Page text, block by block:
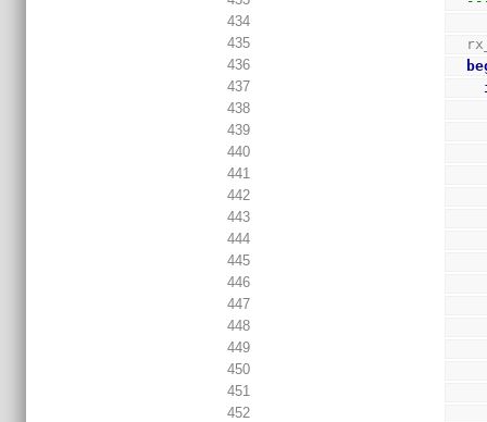
434
435
436
437
438
439
440
441
442
443
444
445
446
447
448
449
450
451
452